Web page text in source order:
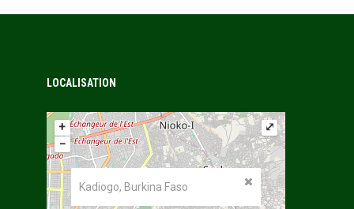
LOCALISATION
Kadiogo, Burkina Faso
+
−
⤢